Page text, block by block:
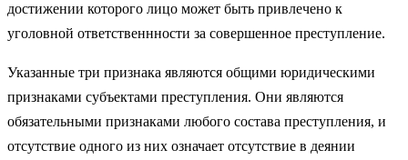
достижении которого лицо может быть привлечено к
уголовной ответственнности за совершенное преступление.
Указанные три признака являются общими юридическими
признаками субъектами преступления. Они являются
обязательными признаками любого состава преступления, и
отсутствие одного из них означает отсутствие в деянии